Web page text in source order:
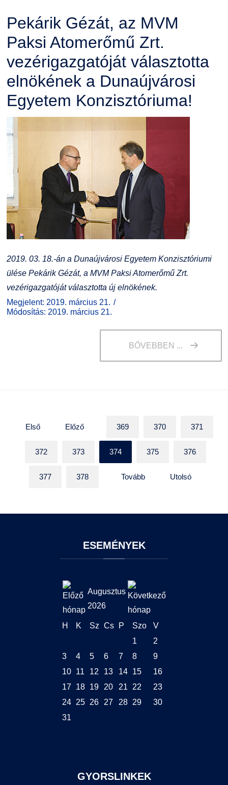
Pekárik Gézát, az MVM
Paksi Atomerőmű Zrt.
vezérigazgatóját választotta
elnökének a Dunaújvárosi
Egyetem Konzisztóriuma!
2019. 03. 18.-án a Dunaújvárosi Egyetem Konzisztóriumi
ülése Pekárik Gézát, a MVM Paksi Atomerőmű Zrt.
vezérigazgatóját választotta új elnökének.
Megjelent: 2019. március 21.
Módosítás: 2019. március 21.
BŐVEBBEN ...
Első Előző 369 370 371
372 373 374 375 376
377 378 Tovább Utolsó
ESEMÉNYEK
Augusztus
2026
H K Sz Cs P Szo
V
1
2
3
4 5 6 7 8
9
10
11 12 13 14 15
16
17
18 19 20 21 22
23
24
25 26 27 28 29
30
31
GYORSLINKEK